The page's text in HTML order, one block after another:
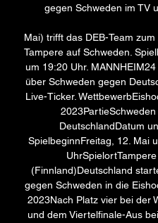
gegen Schweden im TV
Mai) trifft das DEB-Team zum
Tampere auf Schweden.
um 19:20 Uhr.
über Schweden gegen
Live-Ticker.
2023PartieSchweden
DeutschlandDatum
SpielbeginnFreitag, 12. Mai
UhrSpielortTampere
(Finnland)Deutschland
gegen Schweden in die
2023Nach Platz vier bei der
und dem Viertelfinale-Aus